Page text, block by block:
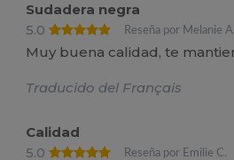
Sudadera negra
5.0
Reseña por Melanie A.
Muy buena calidad, te
Traducido del Français
Calidad
5.0
Reseña por Emilie C.